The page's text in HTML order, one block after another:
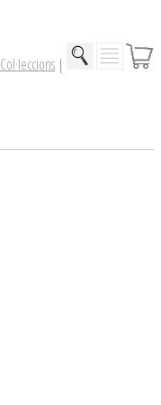
Col·leccions |